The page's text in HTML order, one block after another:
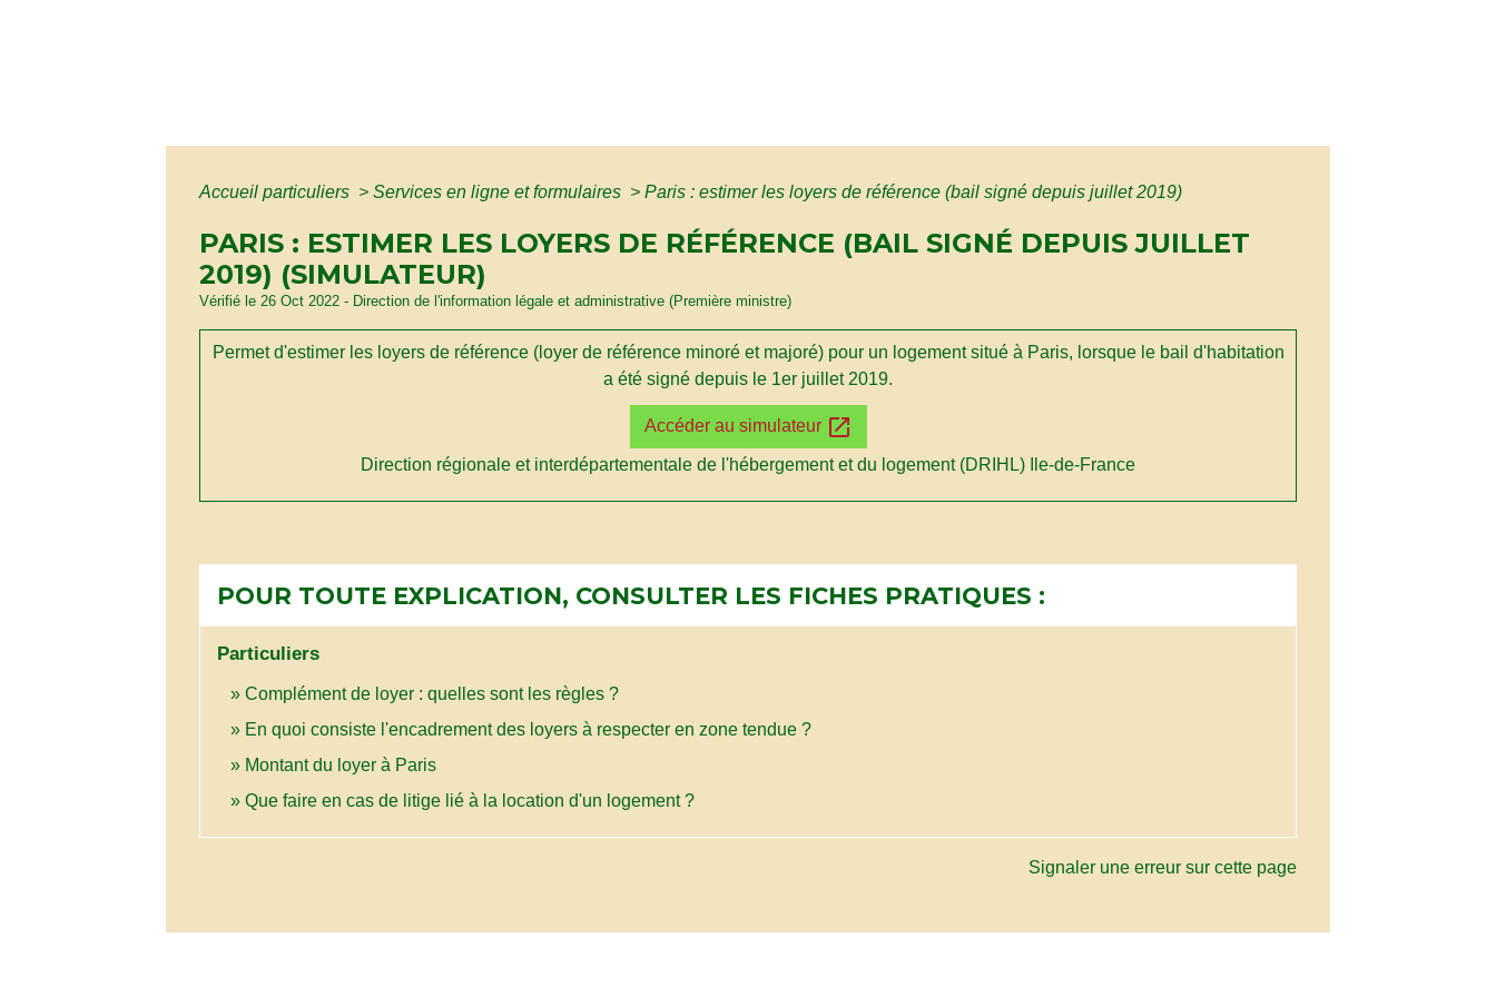
Accueil particuliers > Services en ligne et formulaires > Paris : estimer les loyers de référence (bail signé depuis juillet 2019)
PARIS : ESTIMER LES LOYERS DE RÉFÉRENCE (BAIL SIGNÉ DEPUIS JUILLET
2019) (SIMULATEUR)
Vérifié le 26 Oct 2022 - Direction de l'information légale et administrative (Première ministre)
Permet d'estimer les loyers de référence (loyer de référence minoré et majoré) pour un logement situé à Paris, lorsque le bail d'habitation
a été signé depuis le 1er juillet 2019.
Accéder au simulateur open_in_new
Direction régionale et interdépartementale de l'hébergement et du logement (DRIHL) Ile-de-France
POUR TOUTE EXPLICATION, CONSULTER LES FICHES PRATIQUES :
Particuliers
Complément de loyer : quelles sont les règles ?
En quoi consiste l'encadrement des loyers à respecter en zone tendue ?
Montant du loyer à Paris
Que faire en cas de litige lié à la location d'un logement ?
Signaler une erreur sur cette page